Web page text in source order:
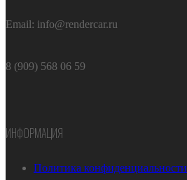
Email: info@rendercar.ru
8 (909) 568 06 59
ИНФОРМАЦИЯ
Политика конфиденциальности